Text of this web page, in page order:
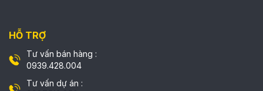
HỖ TRỢ
Tư vấn bán hàng :
0939.428.004
Tư vấn dự án :